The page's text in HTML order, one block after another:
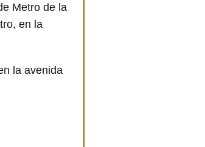
Metro de la
en la
la avenida